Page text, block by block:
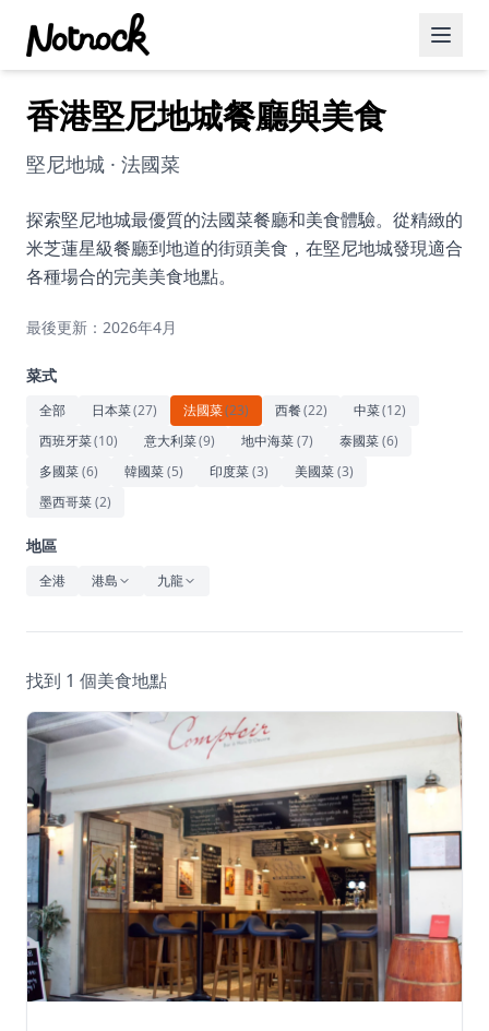
精選活動
博客文章
約會好去處
美食佳餚
藝術文化
休閒
音樂
香港堅尼地城餐廳與美食
堅尼地城 · 法國菜
探索堅尼地城最優質的法國菜餐廳和美食體驗。從精緻的
米芝蓮星級餐廳到地道的街頭美食，在堅尼地城發現適合
各種場合的完美美食地點。
最後更新：2026年4月
菜式
全部 日本菜(27) 法國菜(23) 西餐(22) 中菜(12)
西班牙菜(10) 意大利菜(9) 地中海菜(7) 泰國菜(6)
多國菜(6) 韓國菜(5) 印度菜(3) 美國菜(3)
墨西哥菜(2)
地區
全港 港島 九龍
找到 1 個美食地點